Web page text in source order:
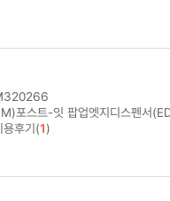
포스트-잇 팝업엣지디스펜서
용후기(1)